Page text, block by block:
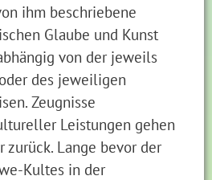
ihm beschriebene
Glaube und Kunst
von der jeweils
des jeweiligen
Zeugnisse
Leistungen gehen
zurück. Lange bevor der
Kultes in der